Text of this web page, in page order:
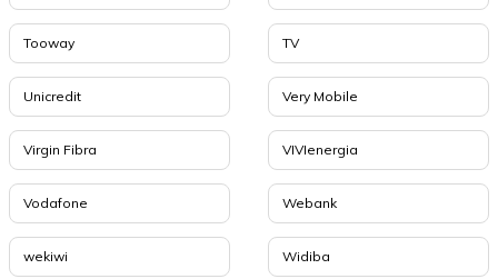
Tooway TV
Unicredit Very Mobile
Virgin Fibra VIVIenergia
Vodafone Webank
wekiwi Widiba